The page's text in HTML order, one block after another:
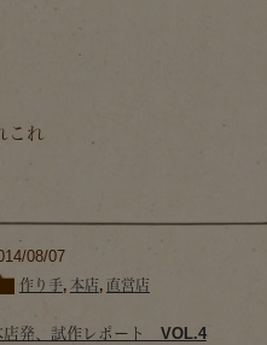
これ
08/07
作り手, 本店, 直営店
店発、試作レポート VOL.4